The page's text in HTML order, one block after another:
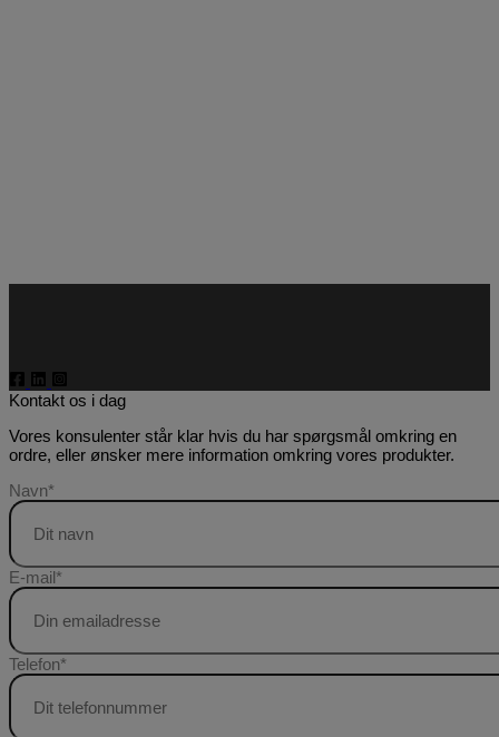
Kontakt os i dag
Vores konsulenter står klar hvis du har spørgsmål omkring en
ordre, eller ønsker mere information omkring vores produkter.
Navn*
E-mail*
Telefon*